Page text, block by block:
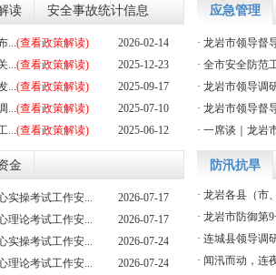
安全生产工作
！龙岩各县...
本领实地练—...
导检查煤矿安...
读 安全事故统计信息
...(查看政策解读)
2026-02-14
...(查看政策解读)
2025-12-23
...(查看政策解读)
2025-09-17
...(查看政策解读)
2025-07-10
...(查看政策解读) 2025-06-12
应急管理
· 龙岩市领导督
· 全市安全防范
· 龙岩市领导调
· 龙岩市领导督
· 一席谈｜龙岩
金
实操考试工作安...
2026-07-17
理论考试工作安...
2026-07-17
实操考试工作安...
2026-07-24
理论考试工作安...
2026-07-24
防汛抗旱
· 龙岩各县（市
· 龙岩市防御第
· 连城县领导调
· 闻汛而动，连